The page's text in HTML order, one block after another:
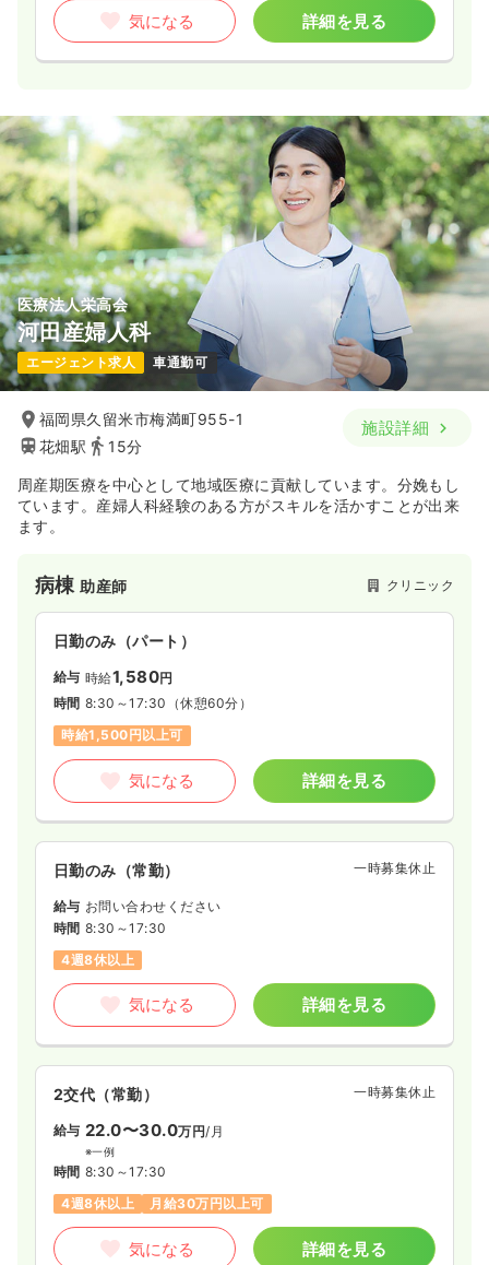
気になる 詳細を見る
医療法人栄高会
河田産婦人科
エージェント求人 車通勤可
福岡県久留米市梅満町955-1
花畑駅
15分
施設詳細
周産期医療を中心として地域医療に貢献しています。分娩もし
ています。産婦人科経験のある方がスキルを活かすことが出来
ます。
病棟 助産師 クリニック
日勤のみ（パート）
給与 時給1,580円
時間 8:30～17:30 （休憩60分）
時給1,500円以上可
気になる 詳細を見る
日勤のみ（常勤） 一時募集休止
給与 お問い合わせください
時間 8:30～17:30
4週8休以上
気になる 詳細を見る
2交代（常勤） 一時募集休止
給与 22.0〜30.0万円/月
※一例
時間 8:30～17:30
4週8休以上
月給30万円以上可
気になる 詳細を見る